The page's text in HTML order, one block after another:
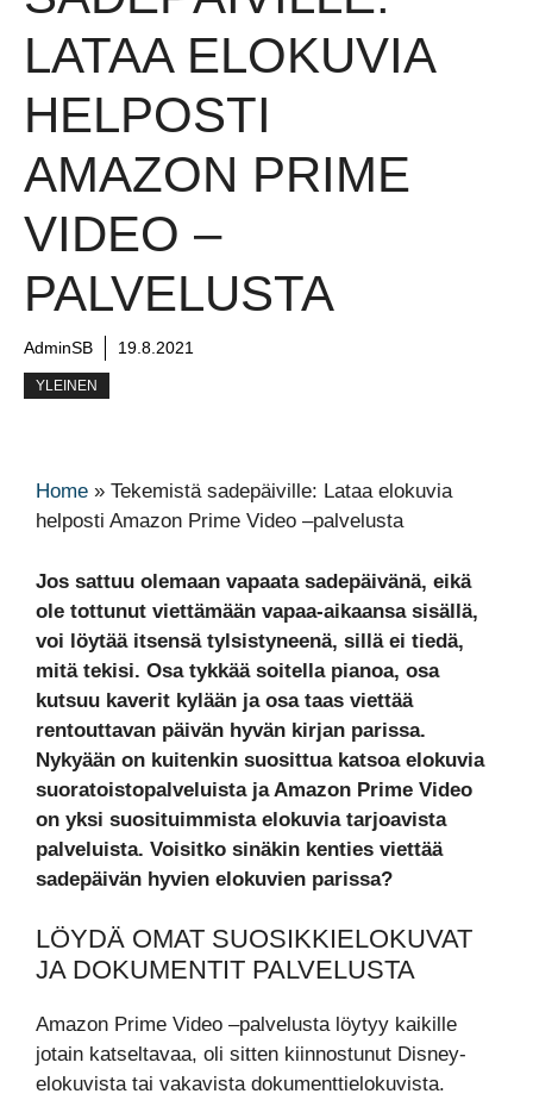
LATAA ELOKUVIA
HELPOSTI
AMAZON PRIME
VIDEO –
PALVELUSTA
AdminSB 19.8.2021
YLEINEN
Home » Tekemistä sadepäiville: Lataa elokuvia
helposti Amazon Prime Video –palvelusta
Jos sattuu olemaan vapaata sadepäivänä, eikä
ole tottunut viettämään vapaa-aikaansa sisällä,
voi löytää itsensä tylsistyneenä, sillä ei tiedä,
mitä tekisi. Osa tykkää soitella pianoa, osa
kutsuu kaverit kylään ja osa taas viettää
rentouttavan päivän hyvän kirjan parissa.
Nykyään on kuitenkin suosittua katsoa elokuvia
suoratoistopalveluista ja Amazon Prime Video
on yksi suosituimmista elokuvia tarjoavista
palveluista. Voisitko sinäkin kenties viettää
sadepäivän hyvien elokuvien parissa?
LÖYDÄ OMAT SUOSIKKIELOKUVAT
JA DOKUMENTIT PALVELUSTA
Amazon Prime Video –palvelusta löytyy kaikille
jotain katseltavaa, oli sitten kiinnostunut Disney-
elokuvista tai vakavista dokumenttielokuvista.